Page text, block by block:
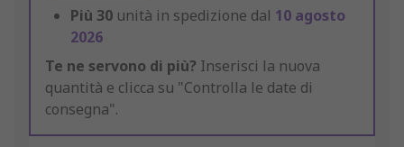
Più 30 unità in spedizione dal 10 agosto
2026
Te ne servono di più? Inserisci la nuova
quantità e clicca su "Controlla le date di
consegna".